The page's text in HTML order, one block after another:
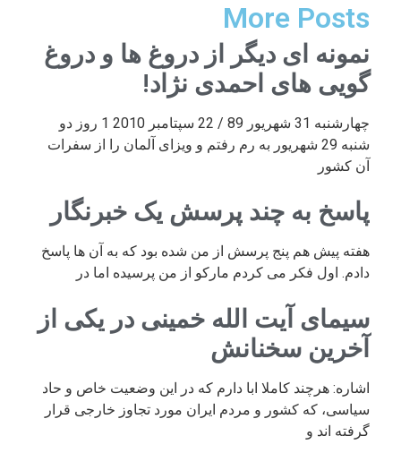
More Posts
نمونه ای دیگر از دروغ ها و دروغ
گویی های احمدی نژاد!
چهارشنبه 31 شهریور 89 / 22 سپتامبر 2010 1 روز دو
شنبه 29 شهریور به رم رفتم و ویزای آلمان را از سفرات
آن کشور
پاسخ به چند پرسش یک خبرنگار
هفته پیش هم پنج پرسش از من شده بود که به آن ها پاسخ
دادم. اول فکر می کردم مارکو از من پرسیده اما در
سیمای آیت الله خمینی در یکی از
آخرین سخنانش
اشاره: هرچند کاملا ابا دارم که در این وضعیت خاص و حاد
سیاسی، که کشور و مردم ایران مورد تجاوز خارجی قرار
گرفته اند و